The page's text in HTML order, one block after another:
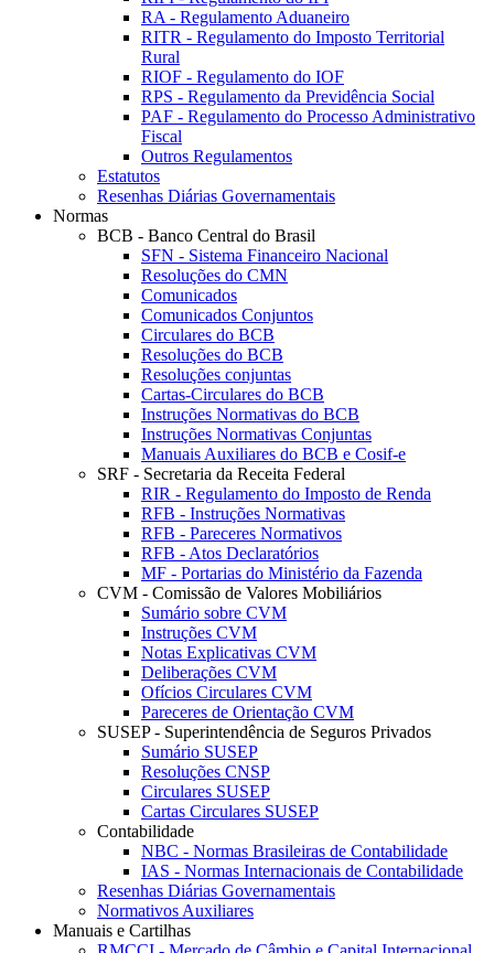
RA - Regulamento Aduaneiro
RITR - Regulamento do Imposto Territorial
Rural
RIOF - Regulamento do IOF
RPS - Regulamento da Previdência Social
PAF - Regulamento do Processo Administrativo
Fiscal
Outros Regulamentos
Estatutos
Resenhas Diárias Governamentais
Normas
BCB - Banco Central do Brasil
SFN - Sistema Financeiro Nacional
Resoluções do CMN
Comunicados
Comunicados Conjuntos
Circulares do BCB
Resoluções do BCB
Resoluções conjuntas
Cartas-Circulares do BCB
Instruções Normativas do BCB
Instruções Normativas Conjuntas
Manuais Auxiliares do BCB e Cosif-e
SRF - Secretaria da Receita Federal
RIR - Regulamento do Imposto de Renda
RFB - Instruções Normativas
RFB - Pareceres Normativos
RFB - Atos Declaratórios
MF - Portarias do Ministério da Fazenda
CVM - Comissão de Valores Mobiliários
Sumário sobre CVM
Instruções CVM
Notas Explicativas CVM
Deliberações CVM
Ofícios Circulares CVM
Pareceres de Orientação CVM
SUSEP - Superintendência de Seguros Privados
Sumário SUSEP
Resoluções CNSP
Circulares SUSEP
Cartas Circulares SUSEP
Contabilidade
NBC - Normas Brasileiras de Contabilidade
IAS - Normas Internacionais de Contabilidade
Resenhas Diárias Governamentais
Normativos Auxiliares
Manuais e Cartilhas